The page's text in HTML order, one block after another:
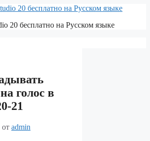
20 бесплатно на Русском языке
голос в
21
от admin